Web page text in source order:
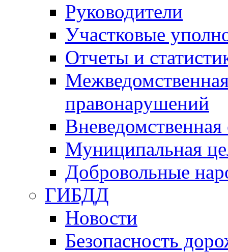
Руководители
Участковые
Отчеты и
правонарушений
Вневедомственная
Муниципальная
Добровольные
ГИБДД
Новости
Безопасность